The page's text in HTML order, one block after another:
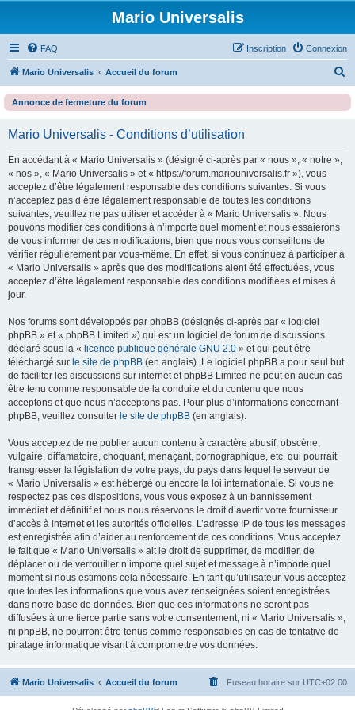
Mario Universalis
FAQ Connexion
Inscription
Mario Universalis Accueil du forum
c
e
Annonce de fermeture du forum
Mario Universalis - Conditions d’utilisation
En accédant à « Mario Universalis » (désigné ci-après par « nous », « notre »,
« nos », « Mario Universalis » et « https://forum.mariouniversalis.fr »), vous
acceptez d’être légalement responsable des conditions suivantes. Si vous
n’acceptez pas d’être légalement responsable de toutes les conditions
suivantes, veuillez ne pas utiliser et accéder à « Mario Universalis ». Nous
pouvons modifier ces conditions à n’importe quel moment et nous essaierons
de vous informer de ces modifications, bien que nous vous conseillons de
vérifier régulièrement par vous-même. En effet, si vous continuez à participer à
« Mario Universalis » après que des modifications aient été effectuées, vous
acceptez d’être légalement responsable des conditions modifiées et mises à
jour.
Nos forums sont développés par phpBB (désignés ci-après par « logiciel
phpBB » et « phpBB Limited ») qui est un logiciel de forum de discussions
déclaré sous la « licence publique générale GNU 2.0 » et qui peut être
téléchargé sur le site de phpBB (en anglais). Le logiciel phpBB a pour seul but
de faciliter les discussions sur internet et phpBB Limited ne peut en aucun cas
être tenu comme responsable de la conduite et du contenu que nous
acceptons et que nous n’acceptons pas. Pour plus d’informations concernant
phpBB, veuillez consulter le site de phpBB (en anglais).
Vous acceptez de ne publier aucun contenu à caractère abusif, obscène,
vulgaire, diffamatoire, choquant, menaçant, pornographique, etc. qui pourrait
transgresser la législation de votre pays, du pays dans lequel le serveur de
« Mario Universalis » est hébergé ou encore la loi internationale. Si vous ne
respectez pas ces dispositions, vous vous exposez à un bannissement
immédiat et définitif et nous nous réservons le droit d’avertir votre fournisseur
d’accès à internet et les autorités officielles. L’adresse IP de tous les messages
est enregistrée afin d’aider au renforcement de ces conditions. Vous acceptez
le fait que « Mario Universalis » ait le droit de supprimer, de modifier, de
déplacer ou de verrouiller n’importe quel sujet et message à n’importe quel
moment si nous estimons cela nécessaire. En tant qu’utilisateur, vous acceptez
que toutes les informations que vous avez renseignées soient enregistrées
dans notre base de données. Bien que ces informations ne seront pas
diffusées à une tierce partie sans votre consentement, ni « Mario Universalis »,
ni phpBB, ne pourront être tenus comme responsables en cas de tentative de
piratage informatique visant à compromettre vos données.
Mario Universalis Accueil du forum Fuseau horaire sur UTC+02:00